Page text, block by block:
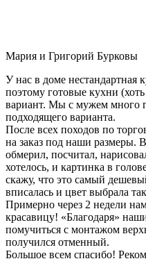
Мария и Григорий Бурковы
У нас в доме нестандартная
поэтому готовые кухни
вариант. Мы с мужем много
подходящего варианта.
После всех походов по
на заказ под наши размеры.
обмерил, посчитал,
хотелось, и картинка в
скажу, что это самый
вписалась и цвет выбрала
Примерно через 2 недели
красавицу! «Благодаря»
помучиться с монтажом
получился отменный.
Большое всем спасибо!